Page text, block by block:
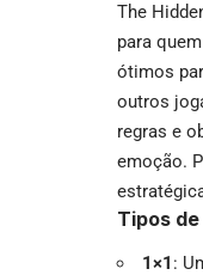
The
para
ótimos
outros
regras e
emoção.
Tipos
1×1 :